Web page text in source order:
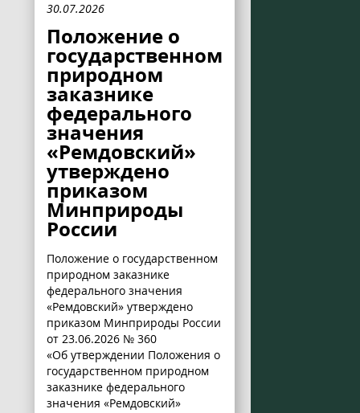
30.07.2026
Положение о
государственном
природном
заказнике
федерального
значения
«Ремдовский»
утверждено
приказом
Минприроды
России
Положение о государственном
природном заказнике
федерального значения
«Ремдовский» утверждено
приказом Минприроды России
от 23.06.2026 № 360
«Об утверждении Положения о
государственном природном
заказнике федерального
значения «Ремдовский»